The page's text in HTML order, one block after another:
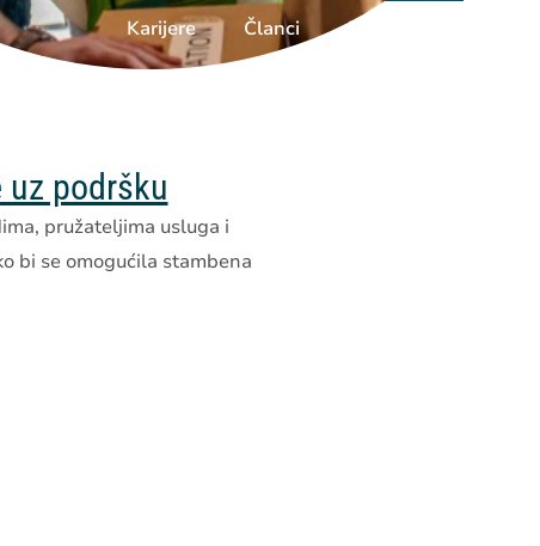
Karijere Članci Donirajte
uz podršku
pružateljima usluga i
bi se omogućila stambena